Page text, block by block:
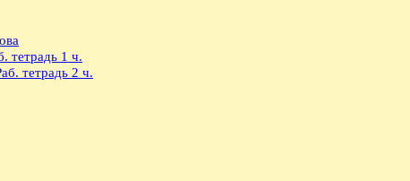
тетрадь 1 ч.
тетрадь 2 ч.